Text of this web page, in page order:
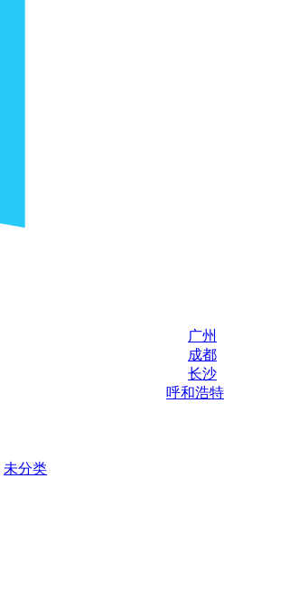
广州
成都
长沙
呼和浩特
未分类